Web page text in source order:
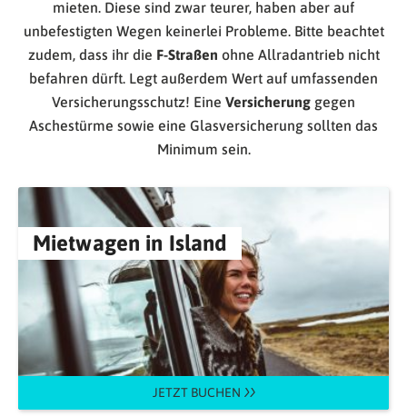
mieten. Diese sind zwar teurer, haben aber auf
unbefestigten Wegen keinerlei Probleme. Bitte beachtet
zudem, dass ihr die F-Straßen ohne Allradantrieb nicht
befahren dürft. Legt außerdem Wert auf umfassenden
Versicherungsschutz! Eine Versicherung gegen
Aschestürme sowie eine Glasversicherung sollten das
Minimum sein.
Mietwagen in Island
JETZT BUCHEN